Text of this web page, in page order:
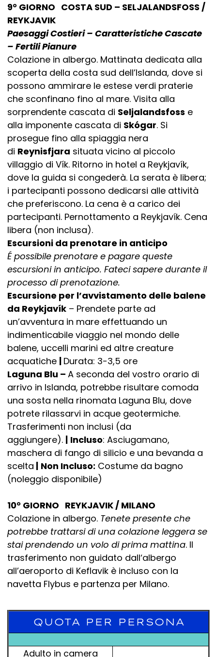
9° GIORNO COSTA SUD – SELJALANDSFOSS /
REYKJAVIK
Paesaggi Costieri – Caratteristiche Cascate
– Fertili Pianure
Colazione in albergo. Mattinata dedicata alla
scoperta della costa sud dell’Islanda, dove si
possono ammirare le estese verdi praterie
che sconfinano fino al mare. Visita alla
sorprendente cascata di Seljalandsfoss e
alla imponente cascata di Skógar. Si
prosegue fino alla spiaggia nera
di Reynisfjara situata vicino al piccolo
villaggio di Vík. Ritorno in hotel a Reykjavík,
dove la guida si congederà. La serata è libera;
i partecipanti possono dedicarsi alle attività
che preferiscono. La cena è a carico dei
partecipanti. Pernottamento a Reykjavík. Cena
libera (non inclusa).
Escursioni da prenotare in anticipo
É possibile prenotare e pagare queste
escursioni in anticipo. Fateci sapere durante il
processo di prenotazione.
Escursione per l’avvistamento delle balene
da Reykjavík – Prendete parte ad
un’avventura in mare effettuando un
indimenticabile viaggio nel mondo delle
balene, uccelli marini ed altre creature
acquatiche | Durata: 3-3,5 ore
Laguna Blu – A seconda del vostro orario di
arrivo in Islanda, potrebbe risultare comoda
una sosta nella rinomata Laguna Blu, dove
potrete rilassarvi in acque geotermiche.
Trasferimenti non inclusi (da
aggiungere). | Incluso: Asciugamano,
maschera di fango di silicio e una bevanda a
scelta | Non Incluso: Costume da bagno
(noleggio disponibile)
10° GIORNO REYKJAVIK / MILANO
Colazione in albergo. Tenete presente che
potrebbe trattarsi di una colazione leggera se
stai prendendo un volo di prima mattina. Il
trasferimento non guidato dall‘albergo
all’aeroporto di Keflavik è incluso con la
navetta Flybus e partenza per Milano.
QUOTA PER PERSONA
Adulto in camera